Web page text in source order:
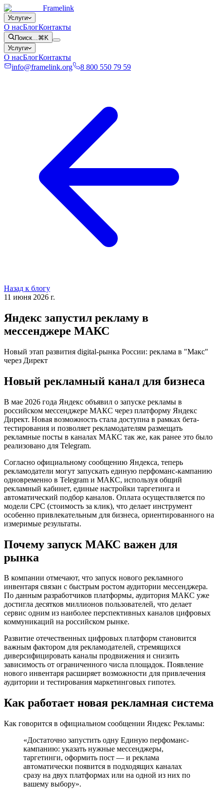
Framelink
Услуги
О насБлогКонтакты
Поиск...⌘K
Услуги
О насБлогКонтакты
info@framelink.org
8 800 550 79 59
Назад к блогу
11 июня 2026 г.
Яндекс запустил рекламу в
мессенджере МАКС
Новый этап развития digital-рынка России: реклама в "Макс"
через Директ
Новый рекламный канал для бизнеса
В мае 2026 года Яндекс объявил о запуске рекламы в
российском мессенджере МАКС через платформу Яндекс
Директ. Новая возможность стала доступна в рамках бета-
тестирования и позволяет рекламодателям размещать
рекламные посты в каналах МАКС так же, как ранее это было
реализовано для Telegram.
Согласно официальному сообщению Яндекса, теперь
рекламодатели могут запускать единую перфоманс-кампанию
одновременно в Telegram и МАКС, используя общий
рекламный кабинет, единые настройки таргетинга и
автоматический подбор каналов. Оплата осуществляется по
модели CPC (стоимость за клик), что делает инструмент
особенно привлекательным для бизнеса, ориентированного на
измеримые результаты.
Почему запуск МАКС важен для
рынка
В компании отмечают, что запуск нового рекламного
инвентаря связан с быстрым ростом аудитории мессенджера.
По данным разработчиков платформы, аудитория МАКС уже
достигла десятков миллионов пользователей, что делает
сервис одним из наиболее перспективных каналов цифровых
коммуникаций на российском рынке.
Развитие отечественных цифровых платформ становится
важным фактором для рекламодателей, стремящихся
диверсифицировать каналы продвижения и снизить
зависимость от ограниченного числа площадок. Появление
нового инвентаря расширяет возможности для привлечения
аудитории и тестирования маркетинговых гипотез.
Как работает новая рекламная система
Как говорится в официальном сообщении Яндекс Рекламы:
«Достаточно запустить одну Единую перфоманс-
кампанию: указать нужные мессенджеры,
таргетинги, оформить пост — и реклама
автоматически появится в подходящих каналах
сразу на двух платформах или на одной из них по
вашему выбору».